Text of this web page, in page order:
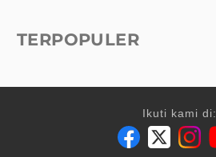
TERPOPULER
Ikuti kami di: